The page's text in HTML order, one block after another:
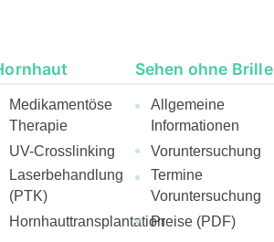
Medikamentöse
Therapie
UV-Crosslinking
Laserbehandlung
(PTK)
Hornhauttransplantation
Sehen ohne Brille
Allgemeine
Informationen
Voruntersuchung
Termine
Voruntersuchung
Preise (PDF)